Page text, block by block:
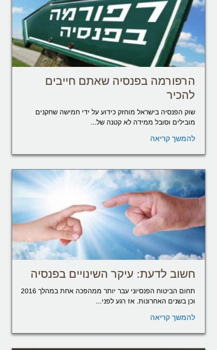
הרפורמה בפנסיה שאתם חייבים
להכיר
שוק הפנסיה בישראל מוחזק כידוע על ידי חמישה שחקנים
מובילים וסובל ממידה לא קטנה של...
להמשך קריאה
חשוב לדעת: עיקר השינויים בפנסיה
תחום הביטוח הפנסיוני עבר יותר ממהפכה אחת במהלך 2016
וכן בשנים האחרונות. אז רגע לפני...
להמשך קריאה